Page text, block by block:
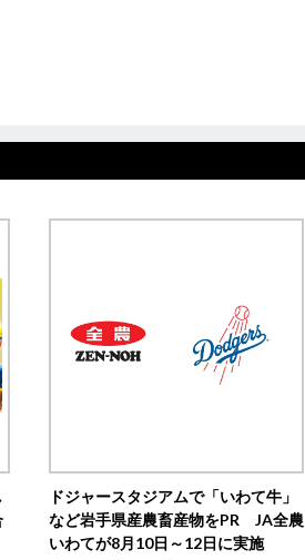
ドジャースタジアムで「いわて牛」
など岩手県産農畜産物をPR JA全農
いわてが8月10日～12日に実施